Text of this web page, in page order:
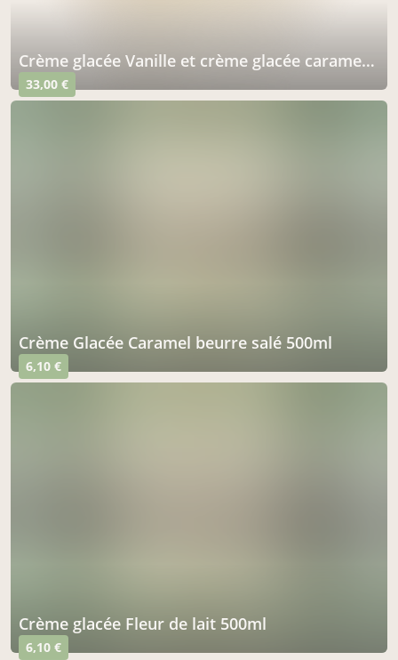
Crème glacée Vanille et crème glacée caramel au beurre salé 8/10 parts
33,00 €
Crème Glacée Caramel beurre salé 500ml
6,10 €
Crème glacée Fleur de lait 500ml
6,10 €